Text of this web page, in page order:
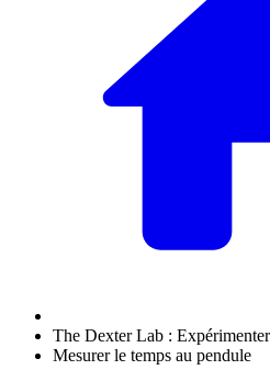
The Dexter Lab :
Mesurer le temps au pendule